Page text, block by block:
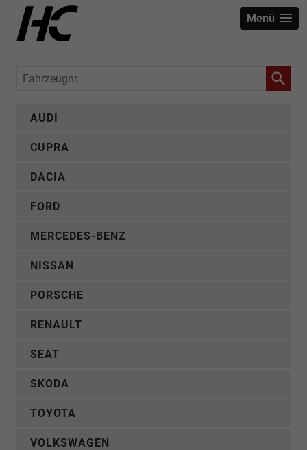
Menü
Fahrzeugnr.
AUDI
CUPRA
DACIA
FORD
MERCEDES-BENZ
NISSAN
PORSCHE
RENAULT
SEAT
SKODA
TOYOTA
VOLKSWAGEN